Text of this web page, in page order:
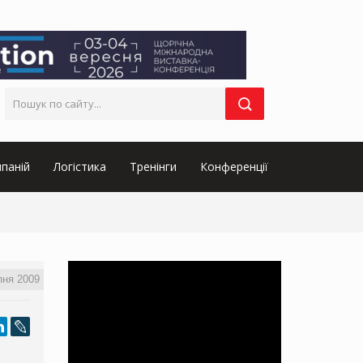
Логістика Тренінги Конференції
2009